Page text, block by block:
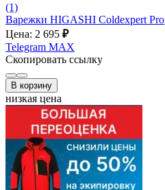
(1)
Варежки HIGASHI Coldexpert Pro
Цена: 2 695 ₽
Telegram MAX
Скопировать ссылку
В корзину
низкая цена